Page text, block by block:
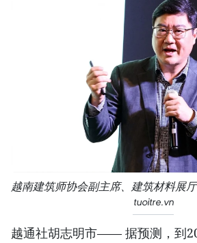
越南建筑师协会副主席、建筑材料展
tuoitre.vn
越通社胡志明市—— 据预测，到